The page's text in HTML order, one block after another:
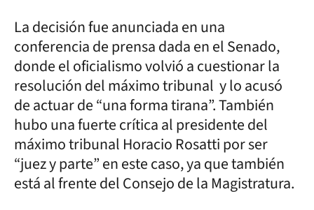
La decisión fue anunciada en una
conferencia de prensa dada en el Senado,
donde el oficialismo volvió a cuestionar la
resolución del máximo tribunal y lo acusó
de actuar de “una forma tirana”. También
hubo una fuerte crítica al presidente del
máximo tribunal Horacio Rosatti por ser
“juez y parte” en este caso, ya que también
está al frente del Consejo de la Magistratura.